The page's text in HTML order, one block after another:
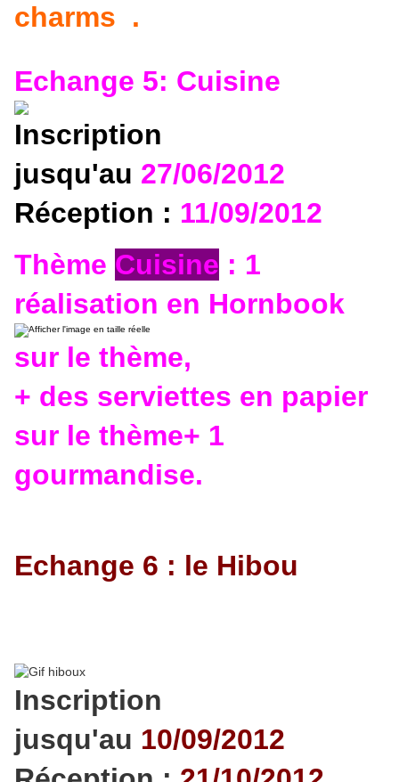
charms .
Echange 5: Cuisine
Inscription
jusqu'au 27/06/2012
Réception : 11/09/2012
Thème Cuisine : 1
réalisation en Hornbook
sur le thème,
+ des serviettes en papier
sur le thème+ 1
gourmandise.
Echange 6 : le Hibou
Inscription
jusqu'au 10/09/2012